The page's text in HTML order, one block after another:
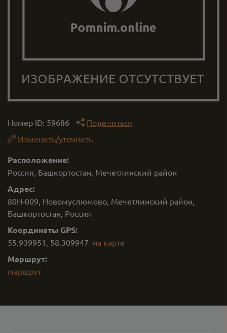
Номер ID: 59686
Поделиться
Изменить/уточнить
Расположение:
Россия, Башкортостан, Мечетлинский район
Адрес:
80Н-009, Новомуслюмово, Мечетлинский район,
Башкортостан, Россия
Координаты GPS:
55.939951 , 58.309947 на карте
Маршрут:
маршрут